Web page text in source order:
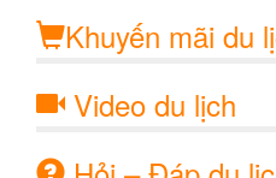
Khuyến mãi du
Video du lịch